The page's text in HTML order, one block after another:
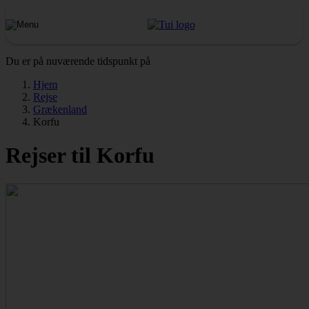
Du er på nuværende tidspunkt på
Hjem
Rejse
Grækenland
Korfu
Rejser til Korfu